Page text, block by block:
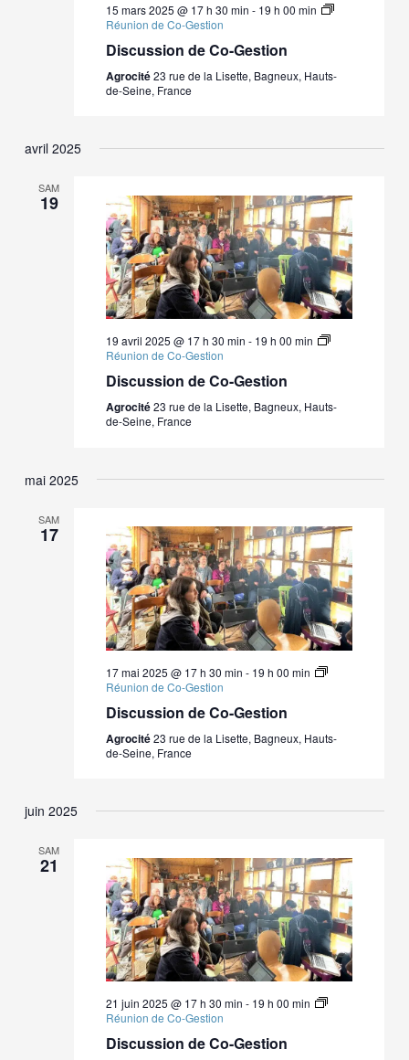
15 mars 2025 @ 17 h 30 min - 19 h 00 min
Réunion de Co-Gestion
Discussion de Co-Gestion
Agrocité23 rue de la Lisette, Bagneux, Hauts-
de-Seine, France
avril 2025
SAM
19
19 avril 2025 @ 17 h 30 min - 19 h 00 min
Réunion de Co-Gestion
Discussion de Co-Gestion
Agrocité23 rue de la Lisette, Bagneux, Hauts-
de-Seine, France
mai 2025
SAM
17
17 mai 2025 @ 17 h 30 min - 19 h 00 min
Réunion de Co-Gestion
Discussion de Co-Gestion
Agrocité23 rue de la Lisette, Bagneux, Hauts-
de-Seine, France
juin 2025
SAM
21
21 juin 2025 @ 17 h 30 min - 19 h 00 min
Réunion de Co-Gestion
Discussion de Co-Gestion